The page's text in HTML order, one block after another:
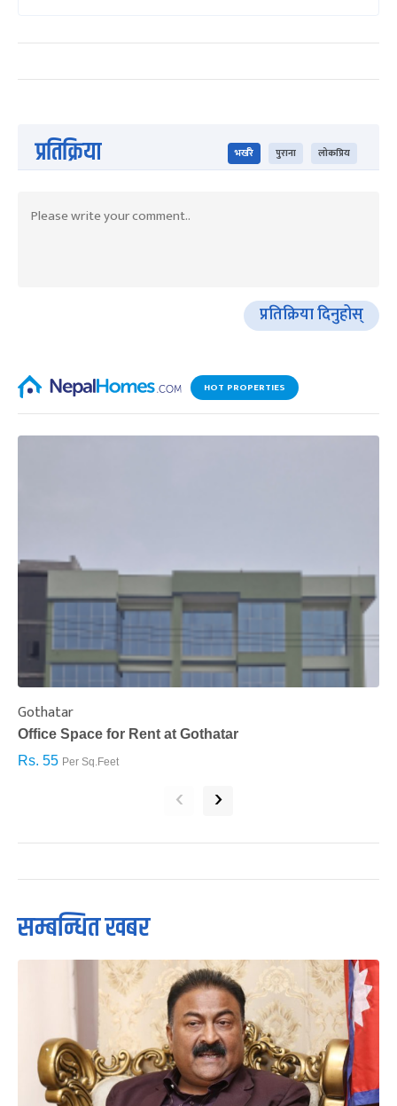
प्रतिक्रिया भर्खरै पुराना लोकप्रिय
प्रतिक्रिया दिनुहोस्
HOT PROPERTIES
Gothatar
Office Space for Rent at Gothatar
Rs. 55 Per Sq.Feet
‹ ›
सम्बन्धित खबर